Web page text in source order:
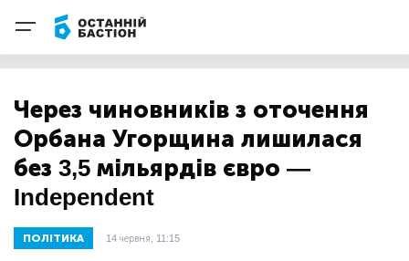
Через чиновників з оточення
Орбана Угорщина лишилася
без 3,5 мільярдів євро —
Independent
ПОЛІТИКА 14 червня, 11:15